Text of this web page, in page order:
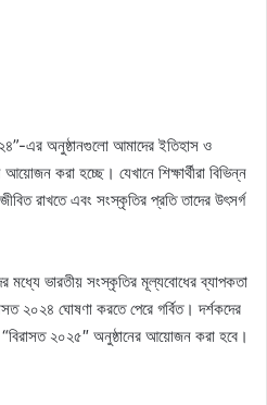
এর অনুষ্ঠানগুলো আমাদের ইতিহাস ও
করা হচ্ছে। যেখানে শিক্ষার্থীরা বিভিন্ন
জীবিত রাখতে এবং সংস্কৃতির প্রতি তাদের উৎসর্গ
মধ্যে ভারতীয় সংস্কৃতির মূল্যবোধের ব্যাপকতা
২০২৪ ঘোষণা করতে পেরে গর্বিত। দর্শকদের
২০২৫″ অনুষ্ঠানের আয়োজন করা হবে।